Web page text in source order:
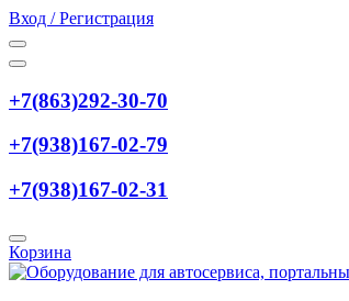
Вход / Регистрация
+7(863)292-30-70
+7(938)167-02-79
+7(938)167-02-31
Корзина